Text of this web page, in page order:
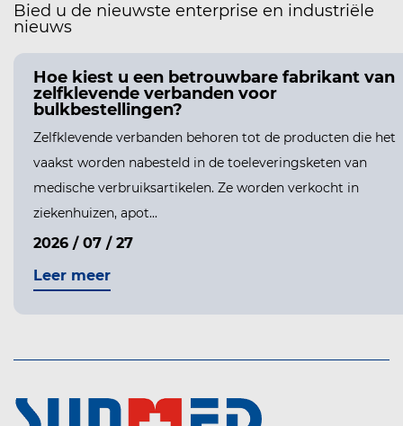
Bied u de nieuwste enterprise en industriële
nieuws
Hoe kiest u een betrouwbare fabrikant van
zelfklevende verbanden voor
bulkbestellingen?
Zelfklevende verbanden behoren tot de producten die het
vaakst worden nabesteld in de toeleveringsketen van
medische verbruiksartikelen. Ze worden verkocht in
ziekenhuizen, apot...
2026 / 07 / 27
Leer meer